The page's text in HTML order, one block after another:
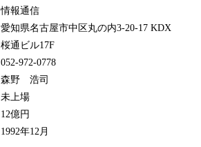
情報通信
愛知県名古屋市中区丸の内3-20-17 KDX
桜通ビル17F
052-972-0778
森野 浩司
未上場
12億円
1992年12月